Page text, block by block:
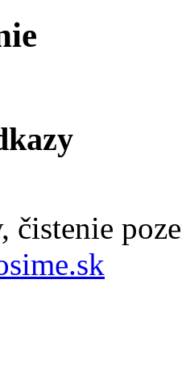
čistenie